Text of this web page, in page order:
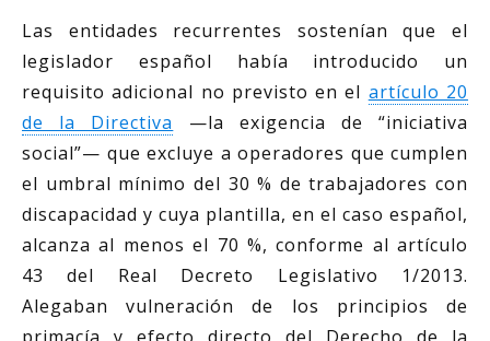
Las entidades recurrentes sostenían que el
legislador español había introducido un
requisito adicional no previsto en el artículo 20
de la Directiva
—la exigencia de “iniciativa
social”— que excluye a operadores que cumplen
el umbral mínimo del 30 % de trabajadores con
discapacidad y cuya plantilla, en el caso español,
alcanza al menos el 70 %, conforme al artículo
43 del Real Decreto Legislativo 1/2013.
Alegaban vulneración de los principios de